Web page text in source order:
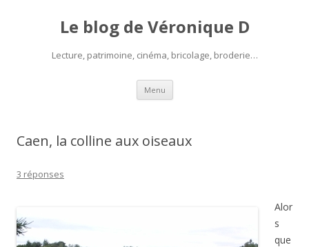
Le blog de Véronique D
Lecture, patrimoine, cinéma, bricolage, broderie…
Menu Aller
contenu
Caen, la colline aux oiseaux
3 réponses
Alor
s
que